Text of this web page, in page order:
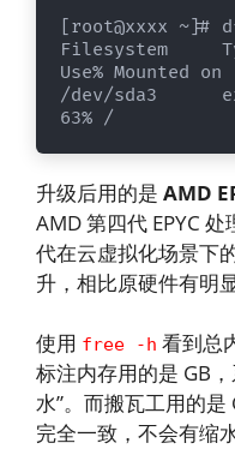
[root@xxxx ~]#
Filesystem
Use% Mounted on
/dev/sda3
63% /
升级后用的是 AMD
AMD 第四代 EPYC
代在云虚拟化场景下
升，相比原硬件有明
使用 free -h 看到总
标注内存用的是 GB
水”。而搬瓦工用的
完全一致，不会有缩